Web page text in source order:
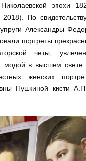
эпохи
По
Александры
портреты
четы,
модой в высшем
женских
Пушкиной кисти